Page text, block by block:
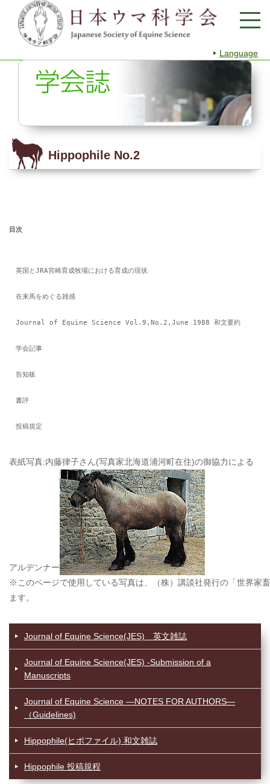
Language
Hippophile No.2
目次
英国とJRA宮崎育成牧場における育成の現状
在来馬をめぐる雑感
Journal of Equine Science Vol.9,No.2,June 1988 和文要約
学会記事
告知板
書評
投稿規定
表紙写真:内藤律子さん(写真家北海道浦河町在住)の御協力による
アルデンナー
※このページで使用している写真は、（株）講談社発行の「世界家
ます。
Journal of Equine Science(JES) 英文雑誌
Journal of Equine Science(JES) -Submission of a
Manuscripts
Journal of Equine Science —NOTES FOR AUTHORS—
（Guidelines)
Hippophile(ヒポファイル) 和文雑誌
Hippophile 投稿規程